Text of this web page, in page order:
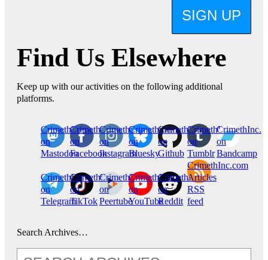
SIGN UP
Find Us Elsewhere
Keep up with our activities on the following additional
platforms.
CrimethInc.
on
Mastodon
Crimethinc.
on
Facebook
Crimethinc.
on
Instagram
Crimethinc.
on
Bluesky
CrimethInc.
on
Github
CrimethInc.
on
Tumblr
CrimethInc.
on
Bandcamp
CrimethInc.
on
Telegram
Crimethinc.
on
TikTok
CrimethInc.
on
Peertube
CrimethInc.
on
YouTube
CrimethInc.
on
Reddit
CrimethInc.com
Articles
RSS
feed
Search Archives…